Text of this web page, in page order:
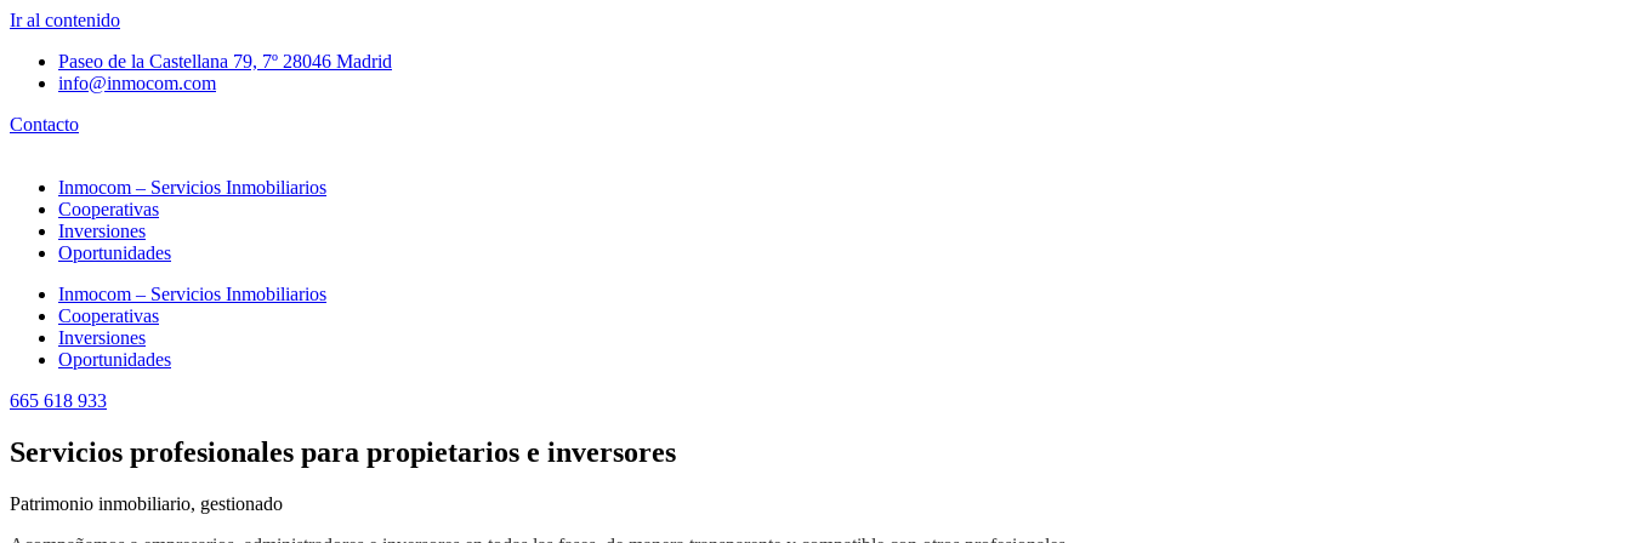
Ir al contenido
Paseo de la Castellana 79, 7º 28046 Madrid
info@inmocom.com
Contacto
Inmocom – Servicios Inmobiliarios
Cooperativas
Inversiones
Oportunidades
Inmocom – Servicios Inmobiliarios
Cooperativas
Inversiones
Oportunidades
665 618 933
Servicios profesionales para propietarios e inversores
Patrimonio inmobiliario, gestionado